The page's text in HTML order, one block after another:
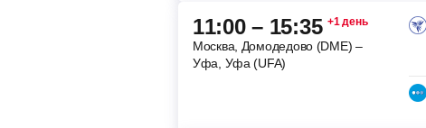
11:00 – 15:35 +1 день
Москва, Домодедово (DME) –
Уфа, Уфа (UFA)